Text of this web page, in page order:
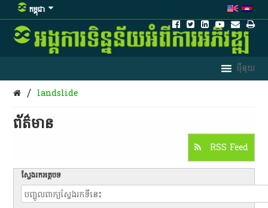
កម្ពុជា
/ landslide
ព័ត៌មាន​
RSS Feed
ស្វែងរកអត្ថបទ